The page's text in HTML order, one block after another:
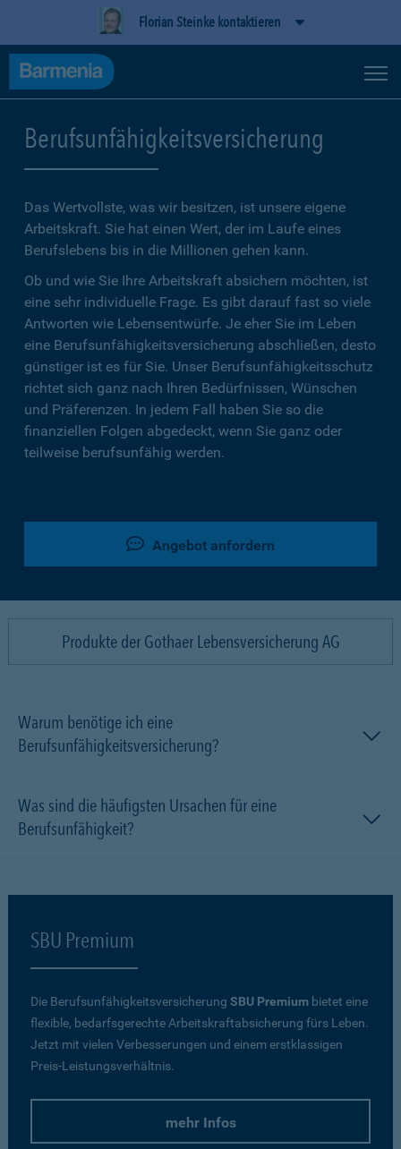
Florian Steinke kontaktieren
Berufsunfähigkeitsversicherung
Das Wertvollste, was wir besitzen, ist unsere eigene
Arbeitskraft. Sie hat einen Wert, der im Laufe eines
Berufslebens bis in die Millionen gehen kann.
Ob und wie Sie Ihre Arbeitskraft absichern möchten, ist
eine sehr individuelle Frage. Es gibt darauf fast so viele
Antworten wie Lebensentwürfe. Je eher Sie im Leben
eine Berufsunfähigkeitsversicherung abschließen, desto
günstiger ist es für Sie. Unser Berufsunfähigkeitsschutz
richtet sich ganz nach Ihren Bedürfnissen, Wünschen
und Präferenzen. In jedem Fall haben Sie so die
finanziellen Folgen abgedeckt, wenn Sie ganz oder
teilweise berufsunfähig werden.
Angebot anfordern
Produkte der Gothaer Lebensversicherung AG
Warum benötige ich eine
Berufsunfähigkeitsversicherung?
Was sind die häufigsten Ursachen für eine
Berufsunfähigkeit?
SBU Premium
Die Berufsunfähigkeitsversicherung SBU Premium bietet eine
flexible, bedarfsgerechte Arbeitskraftabsicherung fürs Leben.
Jetzt mit vielen Verbesserungen und einem erstklassigen
Preis-Leistungsverhältnis.
mehr Infos